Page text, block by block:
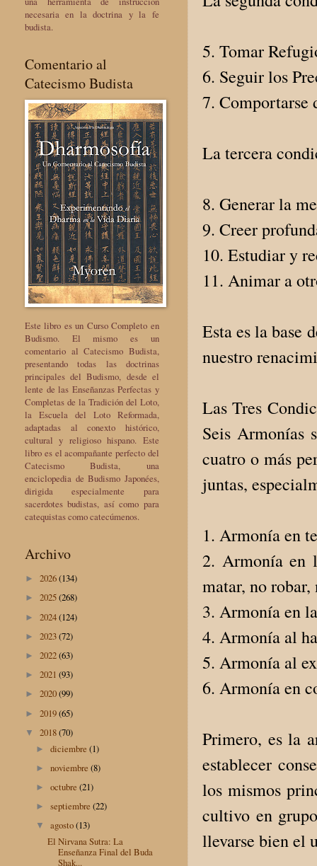
5. Tomar
6. Seguir los
7. Comportarse
La tercera
8. Generar la
9. Creer
10. Estudiar y
11. Animar a
Esta es la base
nuestro
Las Tres
Seis Armonías
cuatro o más
juntas,
1. Armonía en
2. Armonía en
matar, no
3. Armonía en
4. Armonía al
5. Armonía al
6. Armonía en
Primero, es la
establecer
los mismos
cultivo en
llevarse bien el
necesaria en la doctrina y la fe
budista.
Comentario al
Catecismo Budista
Este libro es un Curso Completo en
Budismo. El mismo es un
comentario al Catecismo Budista,
presentando todas las doctrinas
principales del Budismo, desde el
lente de las Enseñanzas Perfectas y
Completas de la Tradición del Loto,
la Escuela del Loto Reformada,
adaptadas al conexto histórico,
cultural y religioso hispano. Este
libro es el acompañante perfecto del
Catecismo Budista, una
enciclopedia de Budismo Japonées,
dirigida especialmente para
sacerdotes budistas, así como para
catequistas como catecúmenos.
Archivo
► 2026(134)
► 2025(268)
► 2024(124)
► 2023(72)
► 2022(63)
► 2021 (93)
► 2020(99)
► 2019(65)
▼ 2018(70)
►diciembre(1)
►noviembre(8)
►octubre(21)
►septiembre(22)
▼agosto(13)
El Nirvana Sutra: La
Enseñanza Final del Buda
Shak...